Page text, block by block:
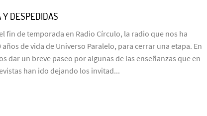
Y DESPEDIDAS
fin de temporada en Radio Círculo, la radio que nos ha
de vida de Universo Paralelo, para cerrar una etapa. En
dar un breve paseo por algunas de las enseñanzas que en
han ido dejando los invitad...